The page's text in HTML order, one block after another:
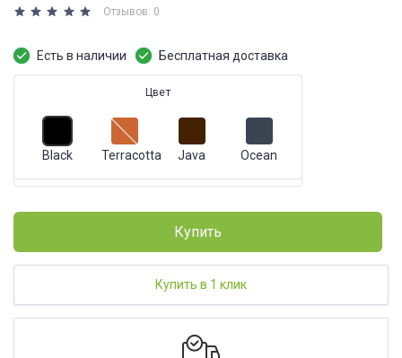
Отзывов: 0
Есть в наличии Бесплатная доставка
Цвет
Black Terracotta Java Ocean
Купить
Купить в 1 клик